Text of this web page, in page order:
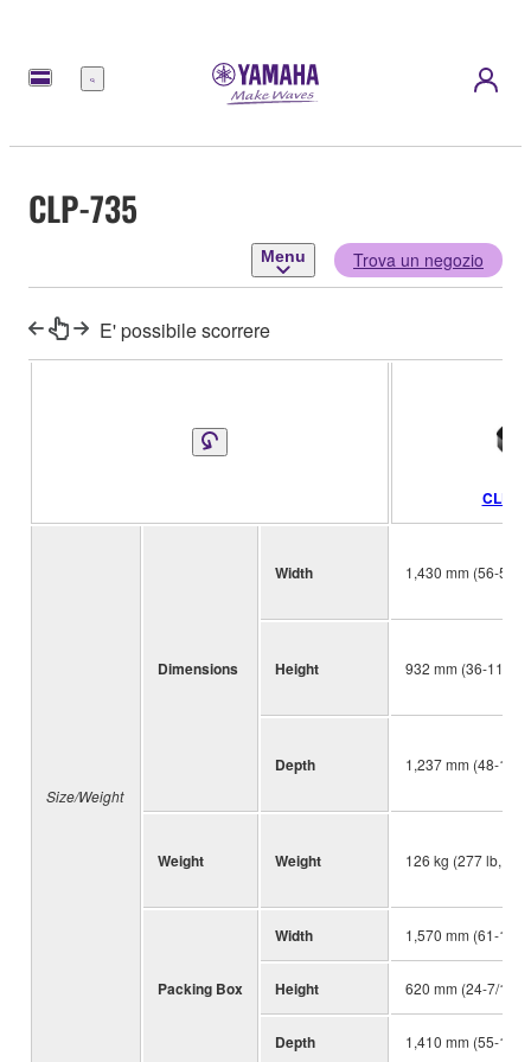
Menu
CLP-735
Menu Trova un negozio
E' possibile scorrere
CLP-
Size/Weight
Dimensions
Width 1,430 mm (56-5/
Height 932 mm (36-11/
Depth 1,237 mm (48-11/
Weight Weight 126 kg (277 lb, 13
Packing Box
Width 1,570 mm (61-13/
Height 620 mm (24-7/16")
Depth 1,410 mm (55-1/2")